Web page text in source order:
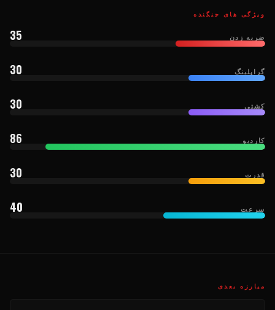
ویژگی های جنگنده
ضربه زدن 35
گراپلینگ 30
کشتی 30
کاردیو 86
قدرت 30
سرعت 40
مبارزه بعدی